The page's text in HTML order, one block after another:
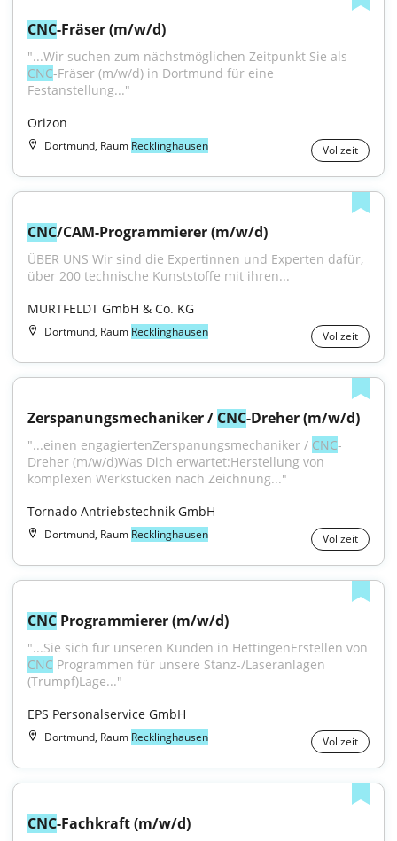
CNC-Fräser (m/w/d)
CNC-Fräser (m/w/d) in Dortmund für eine
Festanstellung..."
Orizon
Dortmund, Raum Recklinghausen Vollzeit
CNC/CAM-Programmierer (m/w/d)
ÜBER UNS Wir sind die Expertinnen und Experten dafür,
über 200 technische Kunststoffe mit ihren...
MURTFELDT GmbH & Co. KG
Dortmund, Raum Recklinghausen Vollzeit
Zerspanungsmechaniker / CNC-Dreher (m/w/d)
"...einen engagiertenZerspanungsmechaniker / CNC-
Dreher (m/w/d)Was Dich erwartet:Herstellung von
komplexen Werkstücken nach Zeichnung..."
Tornado Antriebstechnik GmbH
Dortmund, Raum Recklinghausen Vollzeit
CNC Programmierer (m/w/d)
CNC Programmen für unsere Stanz-/Laseranlagen
(Trumpf)Lage..."
EPS Personalservice GmbH
Dortmund, Raum Recklinghausen Vollzeit
CNC-Fachkraft (m/w/d)